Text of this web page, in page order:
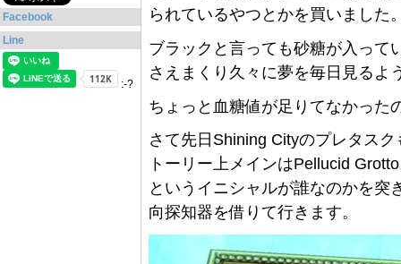
Facebook
Line
:-?
られているやつとかを買いました
ブラックと言っても砂糖が入って
さえまくり久々に夢を毎日見るよ
ちょっと血糖値が足りてなかった
さて先日Shining Cityのプレタス
トーリー上メインはPellucid
というイニシャルが誰なのかを突
向探知器を借りて行きます。